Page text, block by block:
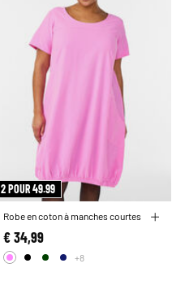
2 POUR 49.99
Robe en coton à manches courtes
€ 34,99
+8